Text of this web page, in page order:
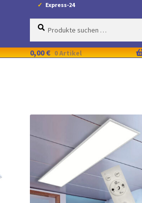
Express-24
Suche
Suchen
0,00€ 0 Artikel